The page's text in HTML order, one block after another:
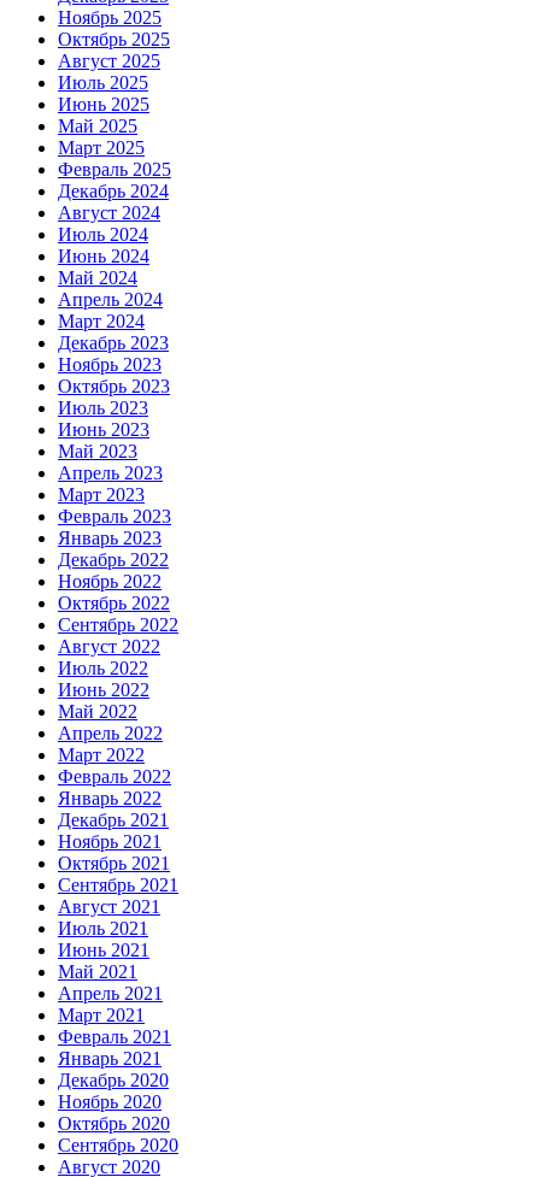
Ноябрь 2025
Октябрь 2025
Август 2025
Июль 2025
Июнь 2025
Май 2025
Март 2025
Февраль 2025
Декабрь 2024
Август 2024
Июль 2024
Июнь 2024
Май 2024
Апрель 2024
Март 2024
Декабрь 2023
Ноябрь 2023
Октябрь 2023
Июль 2023
Июнь 2023
Май 2023
Апрель 2023
Март 2023
Февраль 2023
Январь 2023
Декабрь 2022
Ноябрь 2022
Октябрь 2022
Сентябрь 2022
Август 2022
Июль 2022
Июнь 2022
Май 2022
Апрель 2022
Март 2022
Февраль 2022
Январь 2022
Декабрь 2021
Ноябрь 2021
Октябрь 2021
Сентябрь 2021
Август 2021
Июль 2021
Июнь 2021
Май 2021
Апрель 2021
Март 2021
Февраль 2021
Январь 2021
Декабрь 2020
Ноябрь 2020
Октябрь 2020
Сентябрь 2020
Август 2020